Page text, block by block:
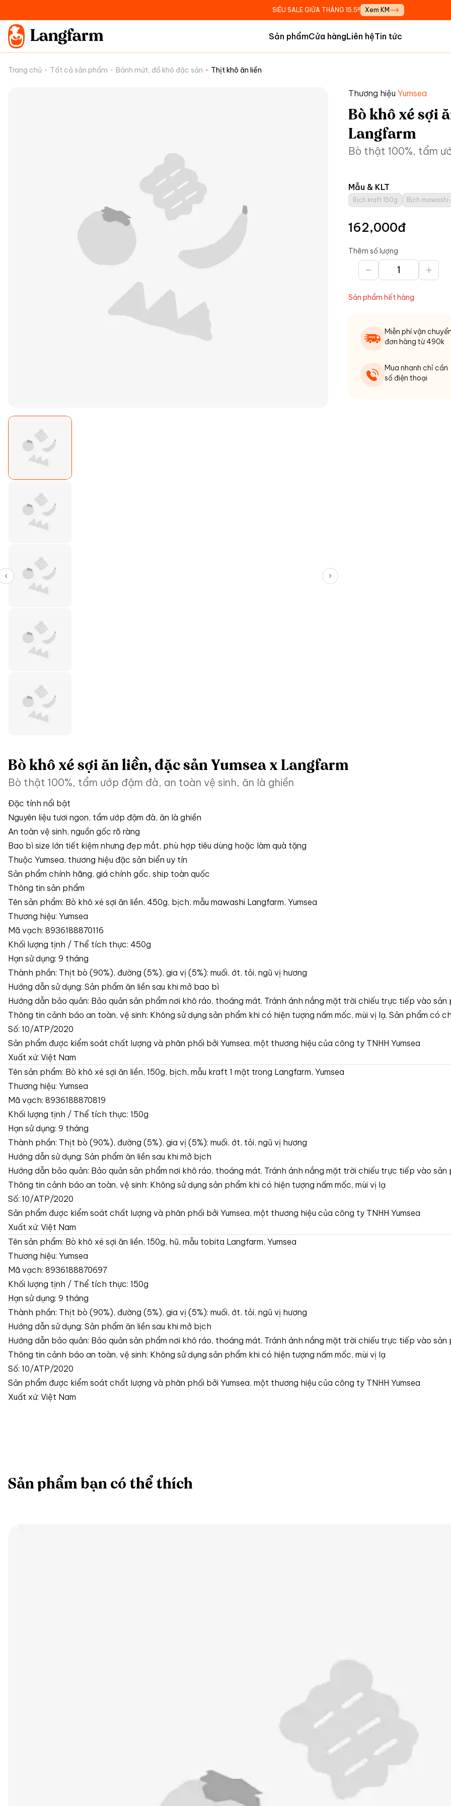
SIÊU SALE GIỮA THÁNG 15.5!! Xem KM
Sản phẩmCửa hàngLiên hệTin tức
Trang chủ Tất cả sản phẩm Bánh mứt, đồ khô đặc sản Thịt khô ăn liền
Thương hiệu Yumsea
Bò khô xé sợi
Langfarm
Bò thật 100%, tẩm
Mẫu & KLT
Bịch kraft 150g Bịch mawashi
162,000đ
Thêm số lượng
Sản phẩm hết hàng
Miễn phí vận chuyển
đơn hàng từ 490k
Mua nhanh chỉ cần
số điện thoại
Bò khô xé sợi ăn liền, đặc sản Yumsea x Langfarm
Bò thật 100%, tẩm ướp đậm đà, an toàn vệ sinh, ăn là ghiền
Đặc tính nổi bật
Nguyên liệu tươi ngon, tẩm ướp đậm đà, ăn là ghiền
An toàn vệ sinh, nguồn gốc rõ ràng
Bao bì size lớn tiết kiệm nhưng đẹp mắt, phù hợp tiêu dùng hoặc làm quà tặng
Thuộc Yumsea, thương hiệu đặc sản biển uy tín
Sản phẩm chính hãng, giá chính gốc, ship toàn quốc
Thông tin sản phẩm
Tên sản phẩm: Bò khô xé sợi ăn liền, 450g, bịch, mẫu mawashi Langfarm, Yumsea
Thương hiệu: Yumsea
Mã vạch: 8936188870116
Khối lượng tịnh / Thể tích thực: 450g
Hạn sử dụng: 9 tháng
Thành phần: Thịt bò (90%), đường (5%), gia vị (5%): muối, ớt, tỏi, ngũ vị hương
Hướng dẫn sử dụng: Sản phẩm ăn liền sau khi mở bao bì
Hướng dẫn bảo quản: Bảo quản sản phẩm nơi khô ráo, thoáng mát. Tránh ánh nắng mặt trời chiếu trực tiếp vào sản
Thông tin cảnh báo an toàn, vệ sinh: Không sử dụng sản phẩm khi có hiện tượng nấm mốc, mùi vị lạ. Sản phẩm có
Số: 10/ATP/2020
Sản phẩm được kiểm soát chất lượng và phân phối bởi Yumsea, một thương hiệu của công ty TNHH Yumsea
Xuất xứ: Việt Nam
Tên sản phẩm: Bò khô xé sợi ăn liền, 150g, bịch, mẫu kraft 1 mặt trong Langfarm, Yumsea
Thương hiệu: Yumsea
Mã vạch: 8936188870819
Khối lượng tịnh / Thể tích thực: 150g
Hạn sử dụng: 9 tháng
Thành phần: Thịt bò (90%), đường (5%), gia vị (5%): muối, ớt, tỏi, ngũ vị hương
Hướng dẫn sử dụng: Sản phẩm ăn liền sau khi mở bịch
Hướng dẫn bảo quản: Bảo quản sản phẩm nơi khô ráo, thoáng mát. Tránh ánh nắng mặt trời chiếu trực tiếp vào sản
Thông tin cảnh báo an toàn, vệ sinh: Không sử dụng sản phẩm khi có hiện tượng nấm mốc, mùi vị lạ
Số: 10/ATP/2020
Sản phẩm được kiểm soát chất lượng và phân phối bởi Yumsea, một thương hiệu của công ty TNHH Yumsea
Xuất xứ: Việt Nam
Tên sản phẩm: Bò khô xé sợi ăn liền, 150g, hũ, mẫu tobita Langfarm, Yumsea
Thương hiệu: Yumsea
Mã vạch: 8936188870697
Khối lượng tịnh / Thể tích thực: 150g
Hạn sử dụng: 9 tháng
Thành phần: Thịt bò (90%), đường (5%), gia vị (5%): muối, ớt, tỏi, ngũ vị hương
Hướng dẫn sử dụng: Sản phẩm ăn liền sau khi mở bịch
Hướng dẫn bảo quản: Bảo quản sản phẩm nơi khô ráo, thoáng mát. Tránh ánh nắng mặt trời chiếu trực tiếp vào sản
Thông tin cảnh báo an toàn, vệ sinh: Không sử dụng sản phẩm khi có hiện tượng nấm mốc, mùi vị lạ
Số: 10/ATP/2020
Sản phẩm được kiểm soát chất lượng và phân phối bởi Yumsea, một thương hiệu của công ty TNHH Yumsea
Xuất xứ: Việt Nam
Sản phẩm bạn có thể thích